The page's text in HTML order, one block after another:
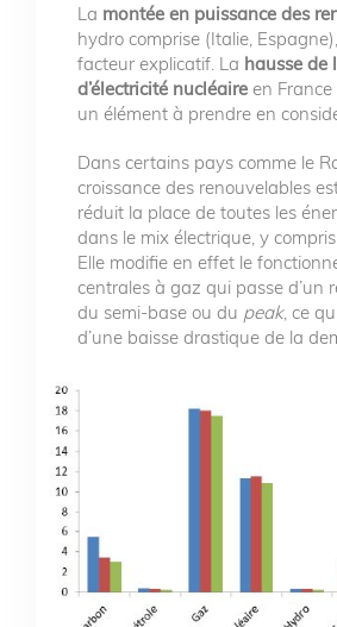
La montée en puissance des
hydro comprise (Italie,
facteur explicatif. La hausse de
d’électricité nucléaire en
un élément à prendre en
Dans certains pays comme le
croissance des renouvelables
réduit la place de toutes les
dans le mix électrique, y
Elle modifie en effet le
centrales à gaz qui passe d’un
du semi-base ou du peak, ce
d’une baisse drastique de la